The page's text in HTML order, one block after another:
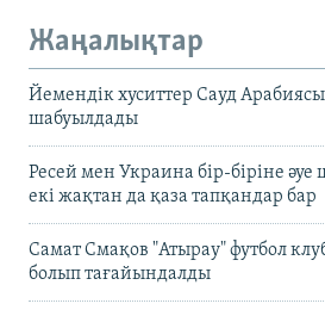
Жаңалықтар
Йемендік хуситтер Сауд
шабуылдады
Ресей мен Украина бір-біріне
екі жақтан да қаза тапқандар бар
Самат Смақов "Атырау" футбол
болып тағайындалды